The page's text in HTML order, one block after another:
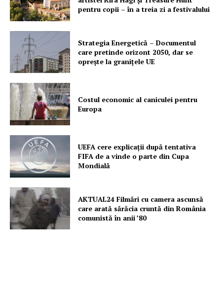
pentru copii – în a treia zi a festivalului
Strategia Energetică – Documentul
care pretinde orizont 2050, dar se
oprește la granițele UE
Costul economic al caniculei pentru
Europa
UEFA cere explicații după tentativa
FIFA de a vinde o parte din Cupa
Mondială
AKTUAL24 Filmări cu camera ascunsă
care arată sărăcia cruntă din România
comunistă în anii ’80